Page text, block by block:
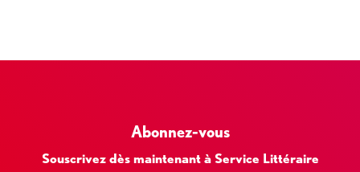
Abonnez-vous
Souscrivez dès maintenant à Service Littéraire